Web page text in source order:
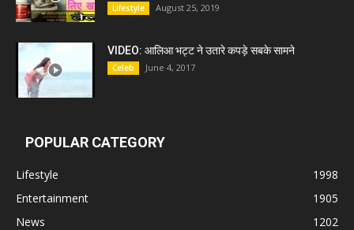
Lifestyle August 25, 2019
VIDEO: आलिआ भट्ट ने उतारे कपड़े सबके सामने
Celeb June 4, 2017
POPULAR CATEGORY
Lifestyle
1998
Entertainment
1905
News
1202